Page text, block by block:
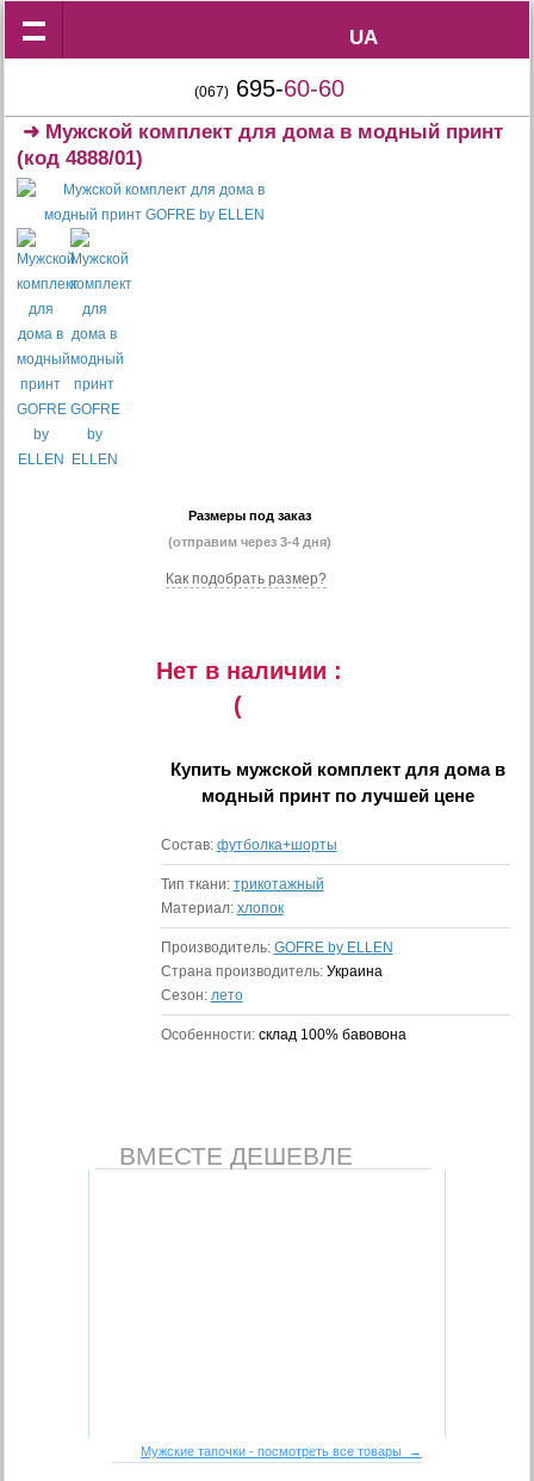
UA
UA
(067) 695-60-60
➜ Мужской комплект для дома в модный принт
(код 4888/01)
Размеры под заказ
(отправим через 3-4 дня)
Как подобрать размер?
Нет в наличии :
(
Купить мужской комплект для дома в
модный принт по лучшей цене
Состав: футболка+шорты
Тип ткани: трикотажный
Материал: хлопок
Производитель: GOFRE by ELLEN
Страна производитель: Украина
Сезон: лето
Особенности: склад 100% бавовона
ВМЕСТЕ ДЕШЕВЛЕ
Мужские тапочки - посмотреть все товары →